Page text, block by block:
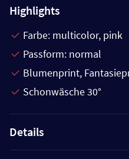
Highlights
Farbe: multicolor, pink
Passform: normal
Blumenprint,
Schonwäsche 30°
Details